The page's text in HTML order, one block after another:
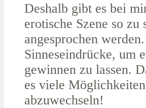
Deshalb gibt es bei
erotische Szene so zu
angesprochen
Sinneseindrücke, um
gewinnen zu lassen.
es viele
abzuwechseln!